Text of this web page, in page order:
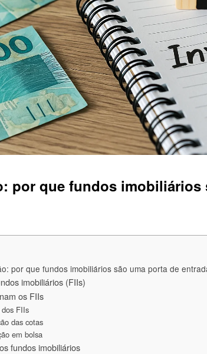
por que fundos imobiliários
por que fundos imobiliários são uma porta de
imobiliários (FIIs)
os FIIs
FIIs
das cotas
em bolsa
fundos imobiliários